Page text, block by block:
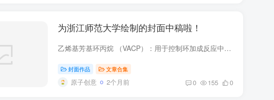
为浙江师范大学绘制的封面中稿啦！
乙烯基芳基环丙烷 （VACP）：用于控制环加成反应中线性区域选择性的全碳偶极前驱体 通过光催化合成乙烯基芳基环丙烷 （VACP），并在钯催化的 [5 + n] 环加成反应中用作 1,5-全碳偶极子前驱体与...
封面作品 文章合集
原子创意 2个月前 0 155 0